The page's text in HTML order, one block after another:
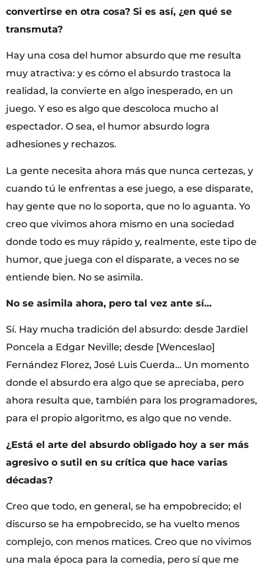
convertirse en otra cosa? Si es así, ¿en qué se
transmuta?
Hay una cosa del humor absurdo que me resulta
muy atractiva: y es cómo el absurdo trastoca la
realidad, la convierte en algo inesperado, en un
juego. Y eso es algo que descoloca mucho al
espectador. O sea, el humor absurdo logra
adhesiones y rechazos.
La gente necesita ahora más que nunca certezas, y
cuando tú le enfrentas a ese juego, a ese disparate,
hay gente que no lo soporta, que no lo aguanta. Yo
creo que vivimos ahora mismo en una sociedad
donde todo es muy rápido y, realmente, este tipo de
humor, que juega con el disparate, a veces no se
entiende bien. No se asimila.
No se asimila ahora, pero tal vez ante sí…
Sí. Hay mucha tradición del absurdo: desde Jardiel
Poncela a Edgar Neville; desde [Wenceslao]
Fernández Florez, José Luis Cuerda… Un momento
donde el absurdo era algo que se apreciaba, pero
ahora resulta que, también para los programadores,
para el propio algoritmo, es algo que no vende.
¿Está el arte del absurdo obligado hoy a ser más
agresivo o sutil en su crítica que hace varias
décadas?
Creo que todo, en general, se ha empobrecido; el
discurso se ha empobrecido, se ha vuelto menos
complejo, con menos matices. Creo que no vivimos
una mala época para la comedia, pero sí que me